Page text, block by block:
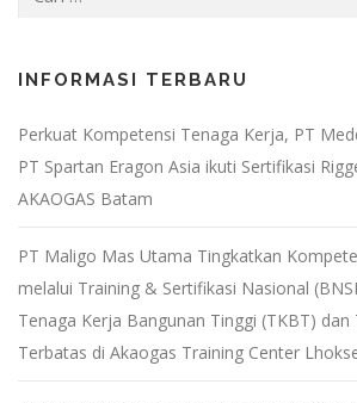
INFORMASI TERBARU
Perkuat Kompetensi Tenaga Kerja, PT
PT Spartan Eragon Asia ikuti Sertifikasi
AKAOGAS Batam
PT Maligo Mas Utama Tingkatkan
melalui Training & Sertifikasi Nasional
Tenaga Kerja Bangunan Tinggi (TKBT) dan
Terbatas di Akaogas Training Center